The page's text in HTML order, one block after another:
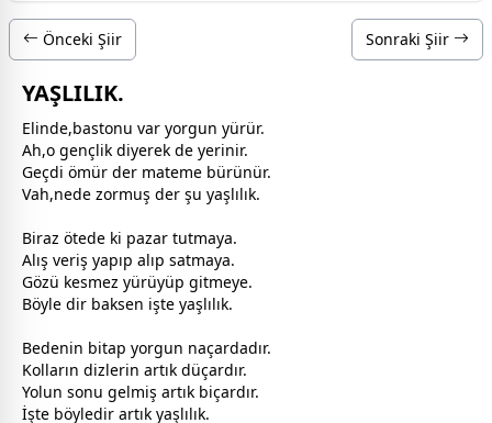
Önceki Şiir Sonraki Şiir
YAŞLILIK.
Elinde,bastonu var yorgun yürür.
Ah,o gençlik diyerek de yerinir.
Geçdi ömür der mateme bürünür.
Vah,nede zormuş der şu yaşlılık.
Biraz ötede ki pazar tutmaya.
Alış veriş yapıp alıp satmaya.
Gözü kesmez yürüyüp gitmeye.
Böyle dir baksen işte yaşlılık.
Bedenin bitap yorgun naçardadır.
Kolların dizlerin artık düçardır.
Yolun sonu gelmiş artık biçardır.
İşte böyledir artık yaşlılık.